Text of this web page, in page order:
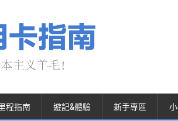
程指南 遊記&體驗 新手專區